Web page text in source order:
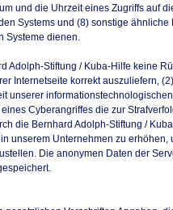
und die Uhrzeit eines Zugriffs auf
Systems und (8) sonstige
Systeme dienen.
Adolph-Stiftung / Kuba-Hilfe keine
Internetseite korrekt auszuliefern,
unserer
Cyberangriffes die zur
die Bernhard Adolph-Stiftung /
unserem Unternehmen zu erhöhen,
Die anonymen Daten der